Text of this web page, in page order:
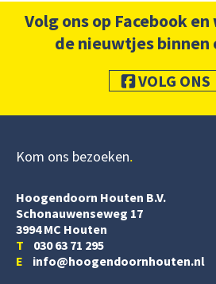
Volg ons op Facebook
de nieuwtjes binnen
VOLG ONS
Kom ons bezoeken
Hoogendoorn Houten B.V.
Schonauwenseweg 17
3994 MC Houten
T 030 63 71 295
E info@hoogendoornhouten.nl